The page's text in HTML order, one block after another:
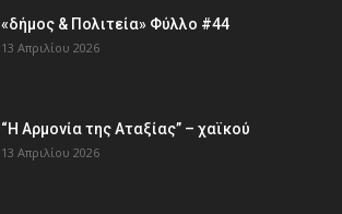
«δήμος & Πολιτεία» Φύλλο #44
13 Απριλίου 2026
“Η Αρμονία της Αταξίας” – χαϊκού
13 Απριλίου 2026